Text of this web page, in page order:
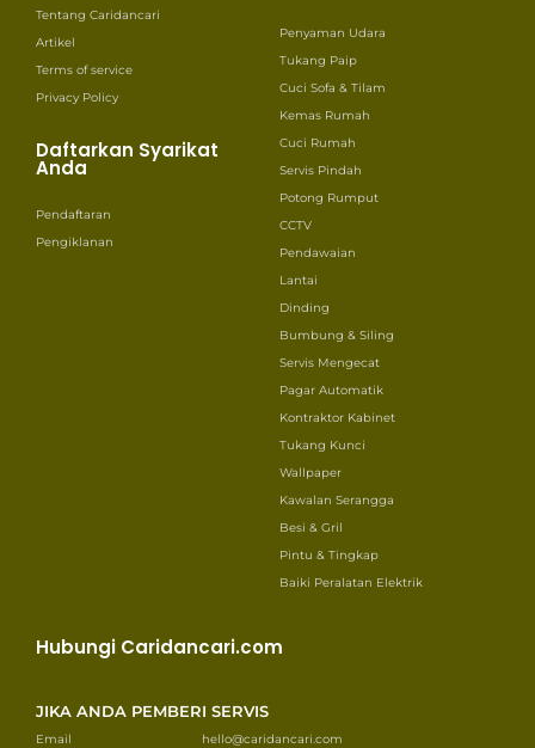
Tentang Caridancari
Artikel
Terms of service
Privacy Policy
Daftarkan Syarikat
Anda
Pendaftaran
Pengiklanan
Penyaman Udara
Tukang Paip
Cuci Sofa & Tilam
Kemas Rumah
Cuci Rumah
Servis Pindah
Potong Rumput
CCTV
Pendawaian
Lantai
Dinding
Bumbung & Siling
Servis Mengecat
Pagar Automatik
Kontraktor Kabinet
Tukang Kunci
Wallpaper
Kawalan Serangga
Besi & Gril
Pintu & Tingkap
Baiki Peralatan Elektrik
Hubungi Caridancari.com
JIKA ANDA PEMBERI SERVIS
Email hello@caridancari.com